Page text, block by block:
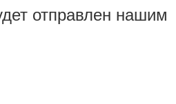
отправлен нашим